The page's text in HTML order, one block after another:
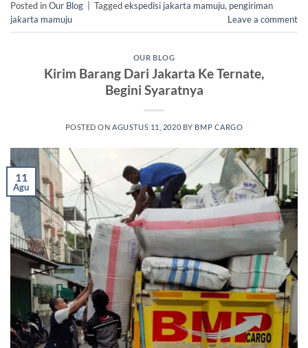
Posted inOur Blog Taggedekspedisi jakarta mamuju, pengiriman
jakarta mamuju
Leave a comment
OUR BLOG
Kirim Barang Dari Jakarta Ke Ternate,
Begini Syaratnya
POSTED ONAGUSTUS 11, 2020 BY BMP CARGO
11
Agu